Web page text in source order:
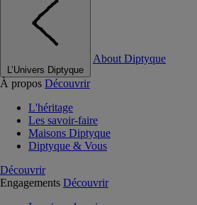
L’Univers Diptyque
About Diptyque
À propos Découvrir
L'héritage
Les savoir-faire
Maisons Diptyque
Diptyque & Vous
Découvrir
Engagements Découvrir